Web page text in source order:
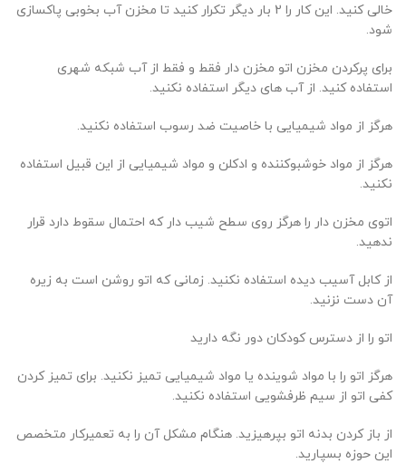
خالی کنید. این کار را 2 بار دیگر تکرار کنید تا مخزن آب بخوبی پاکسازی
شود.
برای پرکردن مخزن اتو مخزن دار فقط و فقط از آب شبکه شهری
استفاده کنید. از آب های دیگر استفاده نکنید.
هرگز از مواد شیمیایی با خاصیت ضد رسوب استفاده نکنید.
هرگز از مواد خوشبوکننده و ادکلن و مواد شیمیایی از این قبیل استفاده
نکنید.
اتوی مخزن دار را هرگز روی سطح شیب دار که احتمال سقوط دارد قرار
ندهید.
از کابل آسیب دیده استفاده نکنید. زمانی که اتو روشن است به زیره
آن دست نزنید.
اتو را از دسترس کودکان دور نگه دارید
هرگز اتو را با مواد شوینده یا مواد شیمیایی تمیز نکنید. برای تمیز کردن
کفی اتو از سیم ظرفشویی استفاده نکنید.
از باز کردن بدنه اتو بپرهیزید. هنگام مشکل آن را به تعمیرکار متخصص
این حوزه بسپارید.